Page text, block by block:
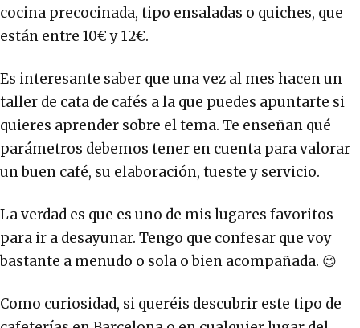
cocina precocinada, tipo ensaladas o quiches, que
están entre 10€ y 12€.
Es interesante saber que una vez al mes hacen un
taller de cata de cafés a la que puedes apuntarte si
quieres aprender sobre el tema. Te enseñan qué
parámetros debemos tener en cuenta para valorar
un buen café, su elaboración, tueste y servicio.
La verdad es que es uno de mis lugares favoritos
para ir a desayunar. Tengo que confesar que voy
bastante a menudo o sola o bien acompañada. 😉
Como curiosidad, si queréis descubrir este tipo de